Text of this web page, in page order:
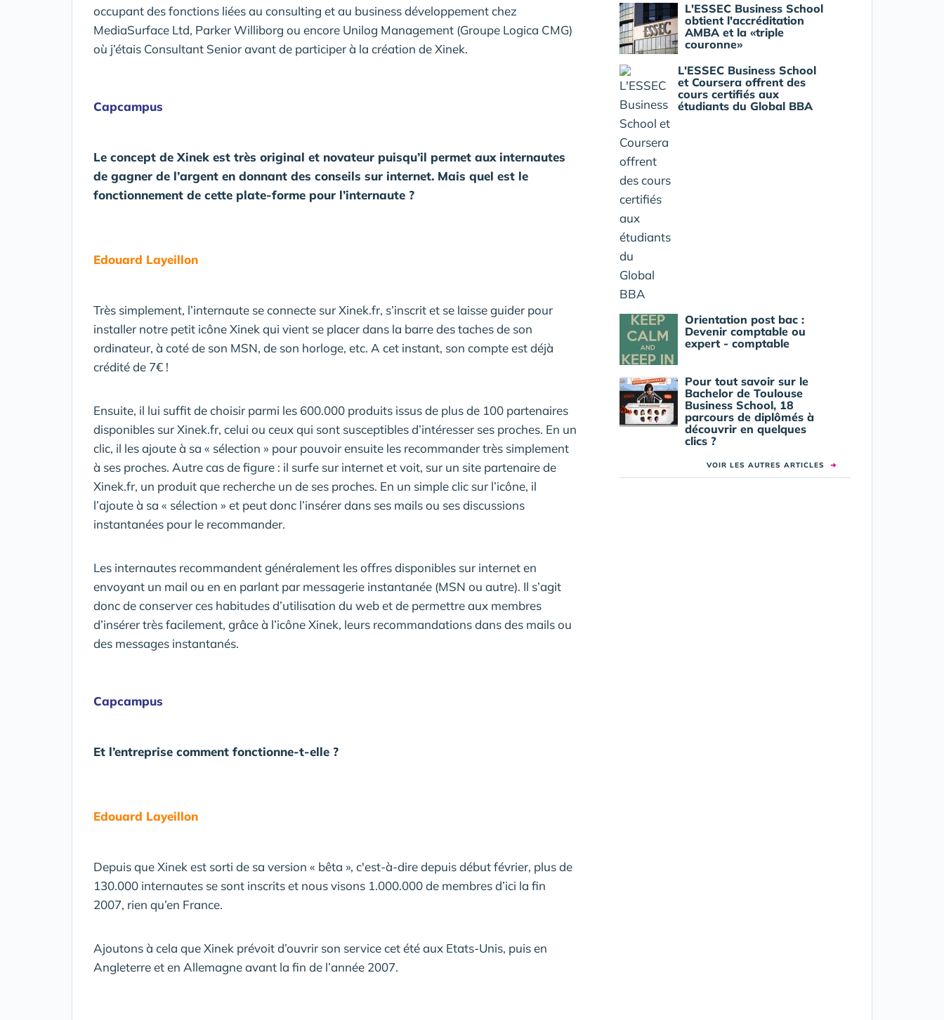
occupant des fonctions liées au consulting et au business développement chez
MediaSurface Ltd, Parker Williborg ou encore Unilog Management (Groupe Logica CMG)
où j’étais Consultant Senior avant de participer à la création de Xinek.
Capcampus
Le concept de Xinek est très original et novateur puisqu’il permet aux internautes
de gagner de l’argent en donnant des conseils sur internet. Mais quel est le
fonctionnement de cette plate-forme pour l’internaute ?
Edouard Layeillon
Très simplement, l’internaute se connecte sur Xinek.fr, s’inscrit et se laisse guider pour
installer notre petit icône Xinek qui vient se placer dans la barre des taches de son
ordinateur, à coté de son MSN, de son horloge, etc. A cet instant, son compte est déjà
crédité de 7€ !
Ensuite, il lui suffit de choisir parmi les 600.000 produits issus de plus de 100 partenaires
disponibles sur Xinek.fr, celui ou ceux qui sont susceptibles d’intéresser ses proches. En un
clic, il les ajoute à sa « sélection » pour pouvoir ensuite les recommander très simplement
à ses proches. Autre cas de figure : il surfe sur internet et voit, sur un site partenaire de
Xinek.fr, un produit que recherche un de ses proches. En un simple clic sur l’icône, il
l’ajoute à sa « sélection » et peut donc l’insérer dans ses mails ou ses discussions
instantanées pour le recommander.
Les internautes recommandent généralement les offres disponibles sur internet en
envoyant un mail ou en en parlant par messagerie instantanée (MSN ou autre). Il s’agit
donc de conserver ces habitudes d’utilisation du web et de permettre aux membres
d’insérer très facilement, grâce à l’icône Xinek, leurs recommandations dans des mails ou
des messages instantanés.
Capcampus
Et l’entreprise comment fonctionne-t-elle ?
Edouard Layeillon
Depuis que Xinek est sorti de sa version « bêta », c'est-à-dire depuis début février, plus de
130.000 internautes se sont inscrits et nous visons 1.000.000 de membres d’ici la fin
2007, rien qu’en France.
Ajoutons à cela que Xinek prévoit d’ouvrir son service cet été aux Etats-Unis, puis en
Angleterre et en Allemagne avant la fin de l’année 2007.
L'ESSEC Business School
obtient l'accréditation
AMBA et la «triple
couronne»
L'ESSEC Business School
et Coursera offrent des
cours certifiés aux
étudiants du Global BBA
Orientation post bac :
Devenir comptable ou
expert - comptable
Pour tout savoir sur le
Bachelor de Toulouse
Business School, 18
parcours de diplômés à
découvrir en quelques
clics ?
VOIR LES AUTRES ARTICLES ➜